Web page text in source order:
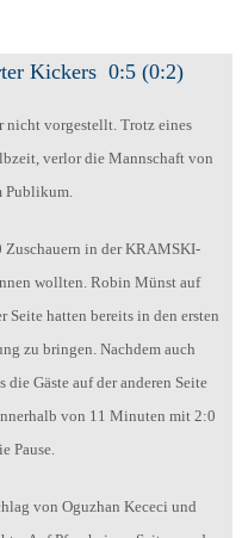
Kickers 0:5 (0:2)
nicht vorgestellt. Trotz eines
verlor die Mannschaft von
Publikum.
in der KRAMSKI-
wollten. Robin Münst auf
hatten bereits in den ersten
zu bringen. Nachdem auch
Gäste auf der anderen Seite
von 11 Minuten mit 2:0
Pause.
von Oguzhan Kececi und